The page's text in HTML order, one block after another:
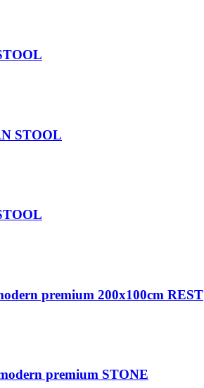
STOOL
premium 200x100cm REST
premium STONE